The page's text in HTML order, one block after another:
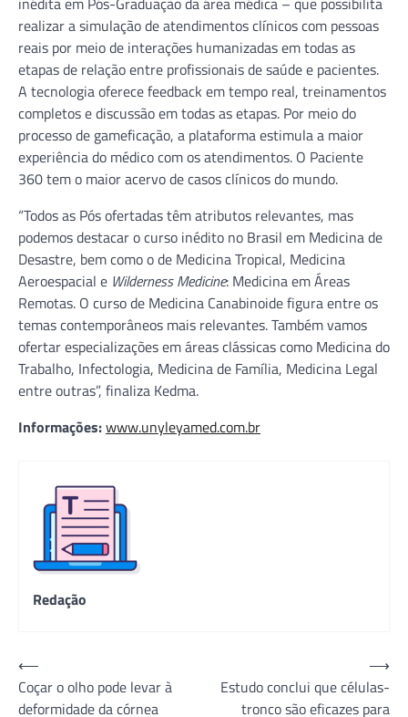
realizar a simulação de atendimentos clínicos com pessoas
reais por meio de interações humanizadas em todas as
etapas de relação entre profissionais de saúde e pacientes.
A tecnologia oferece feedback em tempo real, treinamentos
completos e discussão em todas as etapas. Por meio do
processo de gameficação, a plataforma estimula a maior
experiência do médico com os atendimentos. O Paciente
360 tem o maior acervo de casos clínicos do mundo.
“Todos as Pós ofertadas têm atributos relevantes, mas
podemos destacar o curso inédito no Brasil em Medicina de
Desastre, bem como o de Medicina Tropical, Medicina
Aeroespacial e Wilderness Medicine: Medicina em Áreas
Remotas. O curso de Medicina Canabinoide figura entre os
temas contemporâneos mais relevantes. Também vamos
ofertar especializações em áreas clássicas como Medicina do
Trabalho, Infectologia, Medicina de Família, Medicina Legal
entre outras”, finaliza Kedma.
Informações:www.unyleyamed.com.br
Redação
Navegação
de
⟵
Coçar o olho pode levar à
deformidade da córnea
Estudo conclui que células-
tronco são eficazes para
⟶